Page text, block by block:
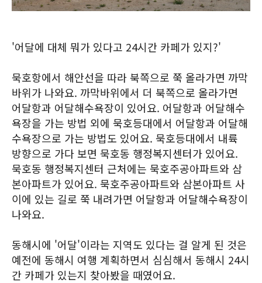
'어달에 대체 뭐가 있다고 24시간 카페가 있지?'
묵호항에서 해안선을 따라 북쪽으로 쭉 올라가면 까막
바위가 나와요. 까막바위에서 더 북쪽으로 올라가면
어달항과 어달해수욕장이 있어요. 어달항과 어달해수
욕장을 가는 방법 외에 묵호등대에서 어달항과 어달해
수욕장으로 가는 방법도 있어요. 묵호등대에서 내륙
방향으로 가다 보면 묵호동 행정복지센터가 있어요.
묵호동 행정복지센터 근처에는 묵호주공아파트와 삼
본아파트가 있어요. 묵호주공아파트와 삼본아파트 사
이에 있는 길로 쭉 내려가면 어달항과 어달해수욕장이
나와요.
동해시에 '어달'이라는 지역도 있다는 걸 알게 된 것은
예전에 동해시 여행 계획하면서 심심해서 동해시 24시
간 카페가 있는지 찾아봤을 때였어요.